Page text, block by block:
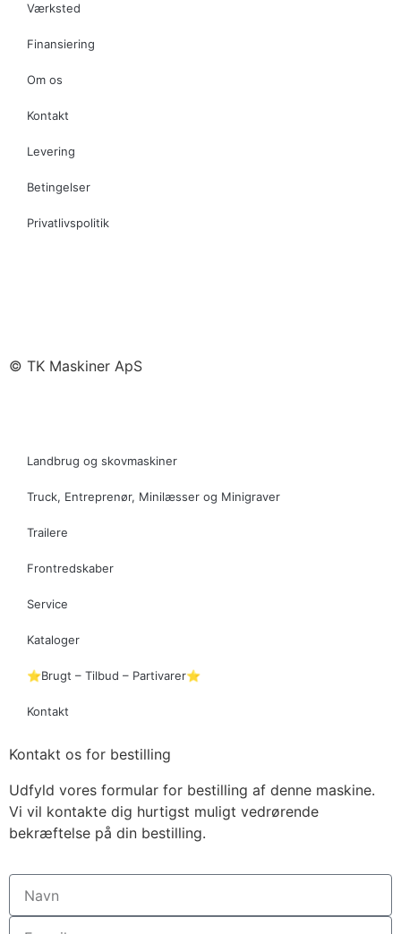
Værksted
Finansiering
Om os
Kontakt
Levering
Betingelser
Privatlivspolitik
© TK Maskiner ApS
Landbrug og skovmaskiner
Truck, Entreprenør, Minilæsser og Minigraver
Trailere
Frontredskaber
Service
Kataloger
⭐Brugt – Tilbud – Partivarer⭐
Kontakt
Kontakt os for bestilling
Udfyld vores formular for bestilling af denne maskine.
Vi vil kontakte dig hurtigst muligt vedrørende
bekræftelse på din bestilling.